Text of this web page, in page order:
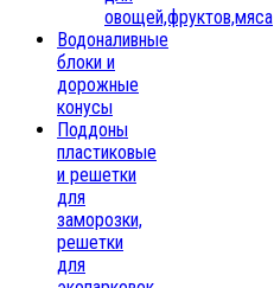
овощей,фруктов,мяса
Водоналивные
блоки и
дорожные
конусы
Поддоны
пластиковые
и решетки
для
заморозки,
решетки
для